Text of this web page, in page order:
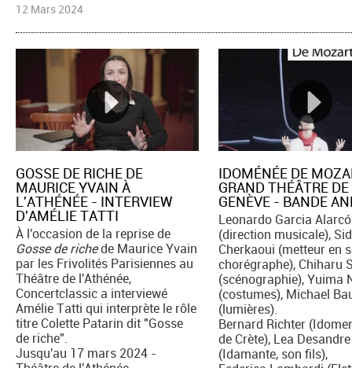
12 Mars 2024
GOSSE DE RICHE DE
MAURICE YVAIN À
L'ATHÉNÉE - INTERVIEW
D'AMÉLIE TATTI
À l'occasion de la reprise de
Gosse de richede Maurice Yvain
par les Frivolités Parisiennes au
Théâtre de l'Athénée,
Concertclassic a interviewé
Amélie Tatti qui interprète le rôle
titre Colette Patarin dit "Gosse
de riche".
Jusqu'au 17 mars 2024 -
IDOMÉNÉE DE
GRAND THÉÂTRE DE
GENÈVE - BANDE
Leonardo Garcia
(direction musicale),
Cherkaoui (metteur en
chorégraphe), Chiharu
(scénographie), Yuima
(costumes), Michael
(lumières).
Bernard Richter
de Crète), Lea Desandre
(Idamante, son fils),